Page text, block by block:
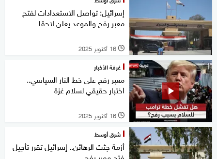
إسرائيل: تواصل الاستعدادات لفتح
معبر رفح والموعد يعلن لاحقا
l 16 أكتوبر 2025
غرفة الأخبار
معبر رفح على خط النار السياسي..
اختبار حقيقي لسلام غزة
l 16 أكتوبر 2025
شرق أوسط
أزمة جثث الرهائن.. إسرائيل تقرر تأجيل